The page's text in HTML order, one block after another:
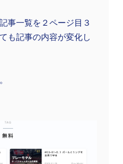
事一覧を２ページ目３
も記事の内容が変化し